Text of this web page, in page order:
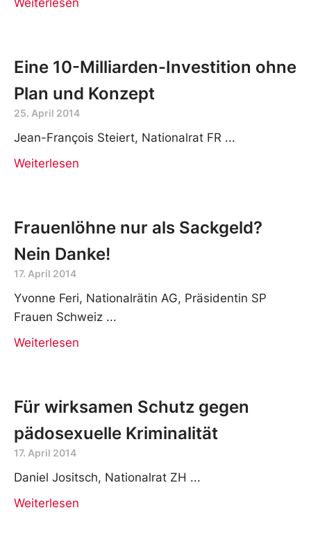
Eine 10-Milliarden-Investition ohne
Plan und Konzept
25. April 2014
Jean-François Steiert, Nationalrat FR
Weiterlesen
Frauenlöhne nur als Sackgeld?
Nein Danke!
17. April 2014
Yvonne Feri, Nationalrätin AG, Präsidentin SP
Frauen Schweiz
Weiterlesen
Für wirksamen Schutz gegen
pädosexuelle Kriminalität
17. April 2014
Daniel Jositsch, Nationalrat ZH
Weiterlesen